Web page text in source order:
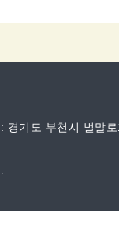
기도 부천시 벌말